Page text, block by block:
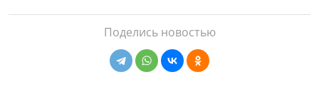
Поделись новостью